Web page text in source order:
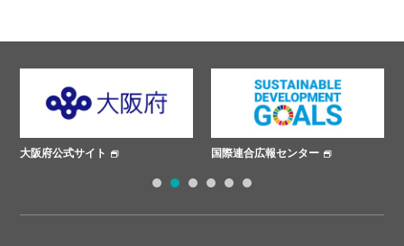
大阪府公式サイト 国際連合広報センター